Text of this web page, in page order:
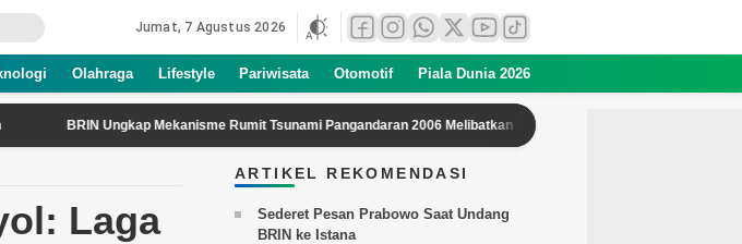
Jumat, 7 Agustus 2026
Olahraga Lifestyle Pariwisata Otomotif Piala Dunia 2026
BRIN Ungkap Mekanisme Rumit Tsunami Pangandaran 2006 Melibatkan Pergerakan Massa Bawah Laut
Laga
ARTIKEL REKOMENDASI
Sederet Pesan Prabowo Saat Undang
BRIN ke Istana